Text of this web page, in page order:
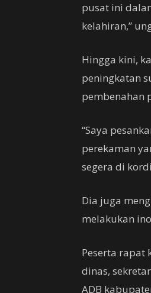
pusat ini
kelahiran,”
Hingga kini,
peningkatan
pembenahan
“Saya
perekaman
segera di
Dia juga
melakukan
Peserta rapat
dinas,
ADB